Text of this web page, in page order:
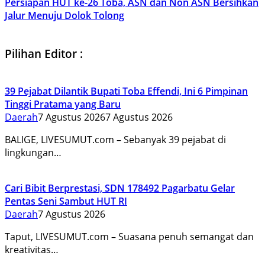
Jalur Menuju Dolok Tolong
Pilihan Editor :
39 Pejabat Dilantik Bupati Toba Effendi, Ini 6 Pimpinan
Tinggi Pratama yang Baru
Daerah7 Agustus 20267 Agustus 2026
BALIGE, LIVESUMUT.com – Sebanyak 39 pejabat di
lingkungan…
Cari Bibit Berprestasi, SDN 178492 Pagarbatu Gelar
Pentas Seni Sambut HUT RI
Daerah7 Agustus 2026
Taput, LIVESUMUT.com – Suasana penuh semangat dan
kreativitas…